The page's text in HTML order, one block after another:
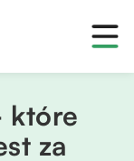
które
za